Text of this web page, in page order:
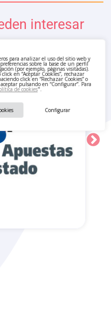
para analizar el uso del sitio web y
sobre la base de un perfil
(por ejemplo, páginas visitadas).
en “Aceptar Cookies”, rechazar
click en “Rechazar Cookies” o
pulsando en “Configurar”. Para
de cookies".
Configurar
interesar